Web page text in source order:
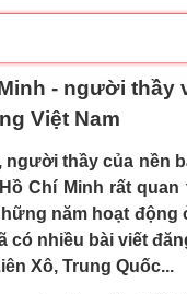
- người thầy
Việt Nam
thầy của nền
Chí Minh rất
năm hoạt
nhiều bài viết
Xô, Trung Quốc...